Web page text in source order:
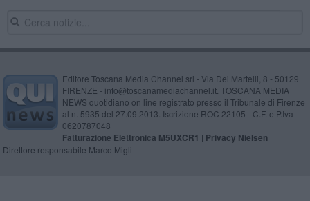
Editore Toscana Media Channel srl - Via Dei Martelli, 8 - 50129
FIRENZE - info@toscanamediachannel.it. TOSCANA MEDIA
NEWS quotidiano on line registrato presso il Tribunale di Firenze
al n. 5935 del 27.09.2013. Iscrizione ROC 22105 - C.F. e P.Iva
0620787048
Fatturazione Elettronica M5UXCR1 | Privacy Nielsen
Direttore responsabile Marco Migli